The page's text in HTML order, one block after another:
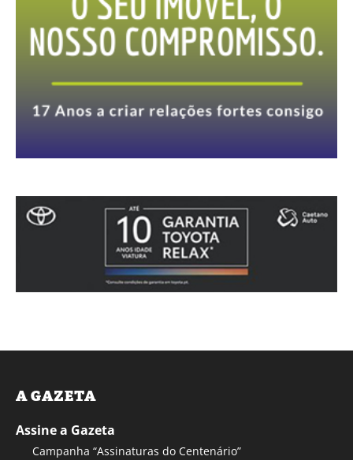
A GAZETA
Assine a Gazeta
Campanha “Assinaturas do Centenário”